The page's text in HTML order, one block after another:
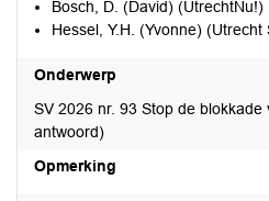
Bosch, D. (David) (UtrechtNu!)
Hessel, Y.H. (Yvonne) (Utrecht
Onderwerp
SV 2026 nr. 93 Stop de
antwoord)
Opmerking